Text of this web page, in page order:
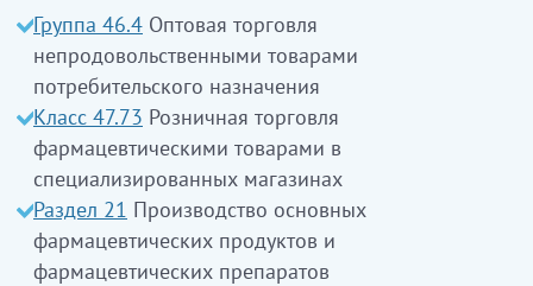
ЭҚЖЖ 46.46.1Ортопедиялық бұйымдар және
медициналық техниканы қоспағанда,
фармацевтикалық тауарларды көтерме саудада
сату
Бұл ішкі класқа:
дәрі-дәрмек құралдарын, медицинаға арналған
құралдарды, парафармацевтикалық өнімдерді
көтерме саудада сатукіреді
Группа 46.4 Оптовая торговля
непродовольственными товарами
потребительского назначения
Класс 47.73 Розничная торговля
фармацевтическими товарами в
специализированных магазинах
Раздел 21 Производство основных
фармацевтических продуктов и
фармацевтических препаратов